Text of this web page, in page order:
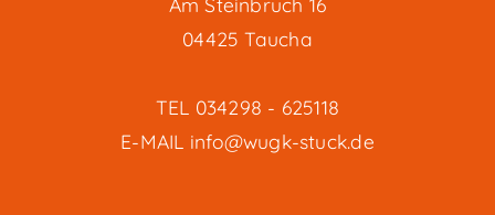
04425 Taucha
TEL 034298 - 625118
E-MAIL info@wugk-stuck.de